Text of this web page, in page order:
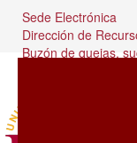
Sede Electrónica
Dirección de
Buzón de quejas,